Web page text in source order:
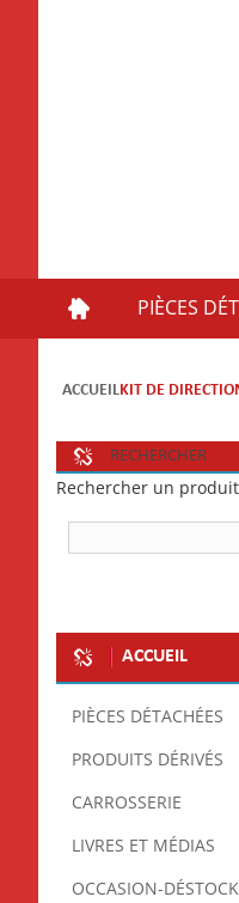
PIÈCES
ACCUEILKIT DE
RECHERCHER
Rechercher un produit
ACCUEIL
PIÈCES DÉTACHÉES
PRODUITS DÉRIVÉS
CARROSSERIE
LIVRES ET MÉDIAS
OCCASION-